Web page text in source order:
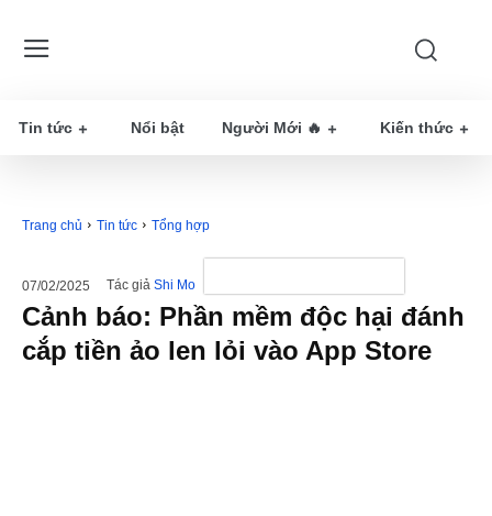
Tin tức Nổi bật Người Mới 🔥 Kiến thức
Trang chủ Tin tức Tổng hợp
07/02/2025 Tác giả Shi Mo
Cảnh báo: Phần mềm độc hại đánh
cắp tiền ảo len lỏi vào App Store